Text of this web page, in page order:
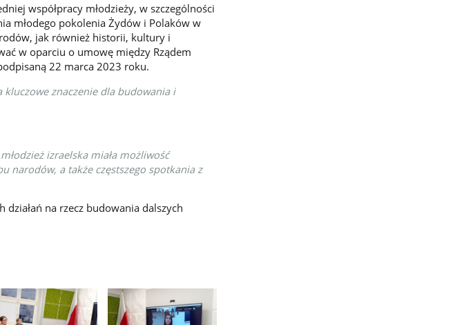
współpracy młodzieży, w szczególności
młodego pokolenia Żydów i Polaków w
jak również historii, kultury i
w oparciu o umowę między Rządem
22 marca 2023 roku.
znaczenie dla budowania i
izraelska miała możliwość
narodów, a także częstszego spotkania z
na rzecz budowania dalszych